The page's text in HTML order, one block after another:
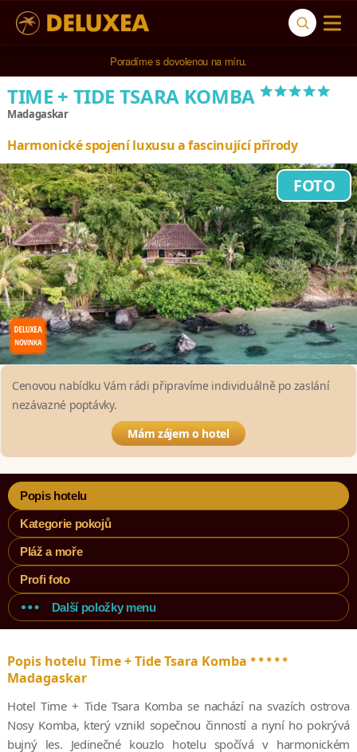
Poradíme s dovolenou na míru.
TIME + TIDE TSARA KOMBA*****
Madagaskar
Harmonické spojení luxusu a fascinující přírody
FOTO
Cenovou nabídku Vám rádi připravíme individuálně po zaslání
nezávazné poptávky.
Mám zájem o hotel
Popis hotelu
Kategorie pokojů
Pláž a moře
Profi foto
Další položky menu
Popis hotelu Time + Tide Tsara Komba *****
Madagaskar
Hotel Time + Tide Tsara Komba se nachází na svazích ostrova
Nosy Komba, který vznikl sopečnou činností a nyní ho pokrývá
bujný les. Jedinečné kouzlo hotelu spočívá v harmonickém